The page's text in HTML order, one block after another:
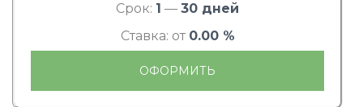
Срок: 1 — 30 дней
Ставка: от 0.00 %
ОФОРМИТЬ